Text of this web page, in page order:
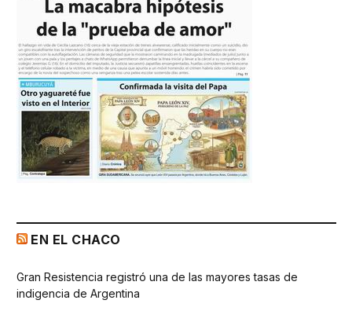
EN EL CHACO
Gran Resistencia registró una de las mayores tasas de
indigencia de Argentina